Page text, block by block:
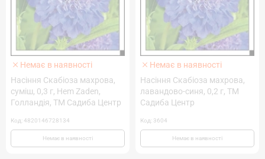
Немає в наявності
Насіння Скабіоза махрова,
суміш, 0,3 г, Hem Zaden,
Голландія, ТМ Садиба Центр
Код: 4820146728134
Немає в наявності
Немає в наявності
Насіння Скабіоза махрова,
лавандово-синя, 0,2 г, ТМ
Садиба Центр
Код: 3604
Немає в наявності